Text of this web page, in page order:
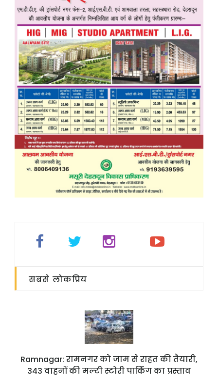
सबसे लोकप्रिय
Ramnagar: रामनगर को जाम से राहत की तैयारी,
343 वाहनों की मल्टी स्टोरी पार्किंग का प्रस्ताव